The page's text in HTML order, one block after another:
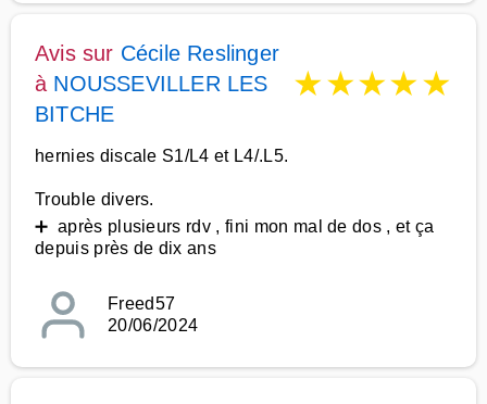
Avis sur Cécile Reslinger
à NOUSSEVILLER LES
BITCHE
★★★★★
hernies discale S1/L4 et L4/.L5.
Trouble divers.
➕ après plusieurs rdv , fini mon mal de dos , et ça
depuis près de dix ans
Freed57
20/06/2024